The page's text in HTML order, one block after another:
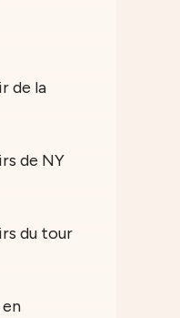
de la
de NY
du tour